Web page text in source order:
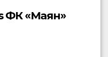
ФК «Маян»